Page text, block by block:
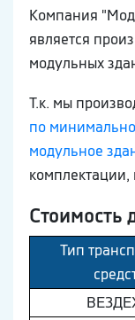
Компания
является
модульных
Т.к. мы
по
модульное
Стоимость
Тип